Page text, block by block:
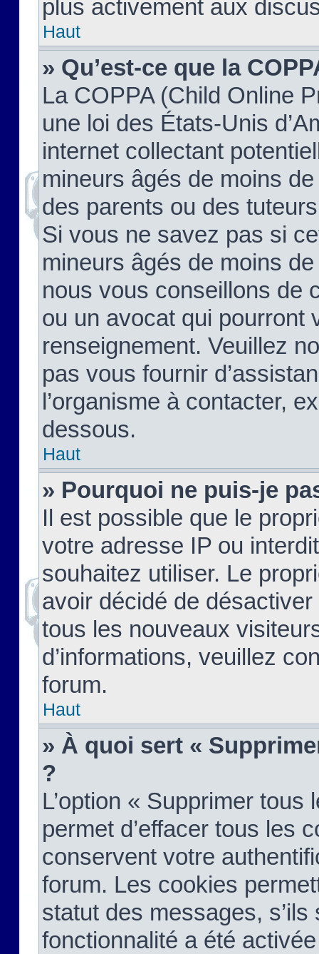
plus activement aux
Haut
» Qu’est-ce que la
La COPPA (Child Online
une loi des États-Unis
internet collectant
mineurs âgés de moins
des parents ou des
Si vous ne savez pas si
mineurs âgés de moins
nous vous conseillons de
ou un avocat qui pourront
renseignement. Veuillez
pas vous fournir
l’organisme à contacter,
dessous.
Haut
» Pourquoi ne puis-je
Il est possible que le
votre adresse IP ou
souhaitez utiliser. Le
avoir décidé de
tous les nouveaux
d’informations, veuillez
forum.
Haut
» À quoi sert «
?
L’option « Supprimer
permet d’effacer tous les
conservent votre
forum. Les cookies
statut des messages,
fonctionnalité a été